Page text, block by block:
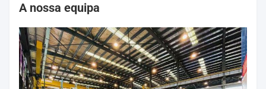
A nossa equipa